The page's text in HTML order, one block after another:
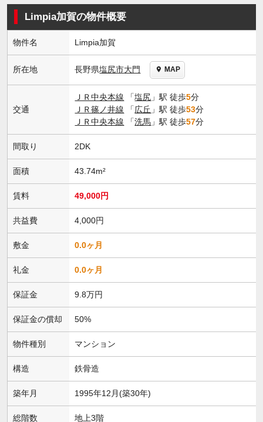
Limpia加賀の物件概要
物件名 Limpia加賀
所在地 長野県塩尻市大門 MAP
交通
ＪＲ中央本線 「塩尻 」駅 徒歩5分
ＪＲ篠ノ井線 「広丘 」駅 徒歩53分
ＪＲ中央本線 「洗馬 」駅 徒歩57分
間取り 2DK
面積 43.74m²
賃料 49,000円
共益費 4,000円
敷金 0.0ヶ月
礼金 0.0ヶ月
保証金 9.8万円
保証金の償却 50%
物件種別 マンション
構造 鉄骨造
築年月 1995年12月(築30年)
総階数 地上3階